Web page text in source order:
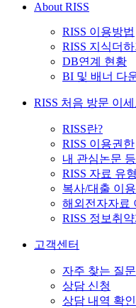
About RISS
RISS 이용방법
RISS 지식더하
DB연계 현황
BI 및 배너 다
RISS 처음 방문 이
RISS란?
RISS 이용권한
내 관심논문
RISS 자료 유
복사/대출 이
해외전자자료
RISS 정보취
고객센터
자주 찾는 질문
상담 신청
상담 내역 확인